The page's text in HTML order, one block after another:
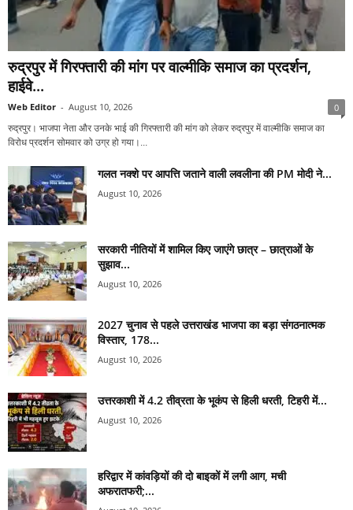
रुद्रपुर में गिरफ्तारी की मांग पर वाल्मीकि समाज का प्रदर्शन,
हाईवे...
Web Editor - August 10, 2026 0
रुद्रपुर। भाजपा नेता और उनके भाई की गिरफ्तारी की मांग को लेकर रुद्रपुर में वाल्मीकि समाज का
विरोध प्रदर्शन सोमवार को उग्र हो गया।...
गलत नक्शे पर आपत्ति जताने वाली लवलीना की PM मोदी ने...
August 10, 2026
सरकारी नीतियों में शामिल किए जाएंगे छात्र – छात्राओं के
सुझाव...
August 10, 2026
2027 चुनाव से पहले उत्तराखंड भाजपा का बड़ा संगठनात्मक
विस्तार, 178...
August 10, 2026
उत्तरकाशी में 4.2 तीव्रता के भूकंप से हिली धरती, टिहरी में...
August 10, 2026
हरिद्वार में कांवड़ियों की दो बाइकों में लगी आग, मची
अफरातफरी;...